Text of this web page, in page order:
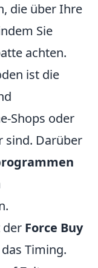
die über Ihre
Sie
achten.
ist die
Shops oder
sind. Darüber
der Force Buy
Timing.